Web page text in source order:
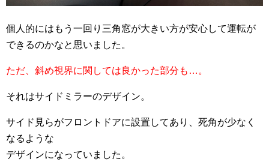
個人的にはもう一回り三角窓が大きい方が安心して運転が
できるのかなと思いました。
ただ、斜め視界に関しては良かった部分も…。
それはサイドミラーのデザイン。
サイド見らがフロントドアに設置してあり、死角が少なく
なるような
デザインになっていました。